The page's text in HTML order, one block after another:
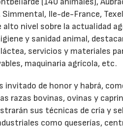
Ile-de-France,
nivel sobre la actualidad
y sanidad animal,
servicios y materiales
maquinaria agrícola, etc.
invitado de honor y habrá,
razas bovinas, ovinas y
sus técnicas de cría y
como queserías,